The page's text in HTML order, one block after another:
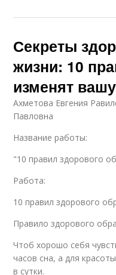
Секреты
жизни: 10
изменят
Ахметова Евгения
Павловна
Название работы:
"10 правил здорового
Работа:
10 правил здорового
Правило здорового
Чтоб хорошо себя
часов сна, а для
в сутки.